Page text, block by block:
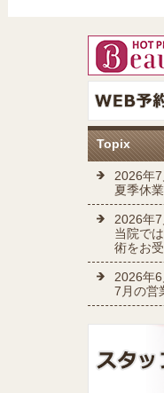
Topix
2026年7
夏季休
2026年7
当院で
術をお
2026年6
7月の営